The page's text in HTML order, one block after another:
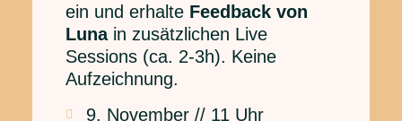
ein und erhalte Feedback von
Lunain zusätzlichen Live
Sessions (ca. 2-3h). Keine
Aufzeichnung.
9. November // 11 Uhr